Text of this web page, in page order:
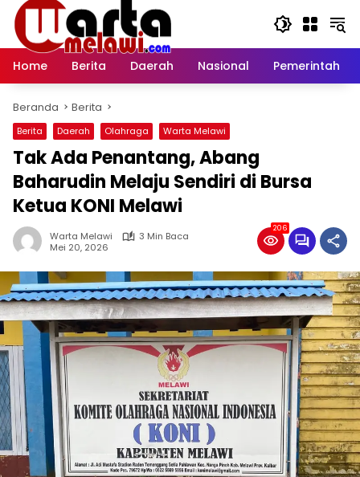
Langsung
konten
Home
Berita Daerah Nasional Pemerintah
Beranda Berita
Berita Daerah Olahraga Warta Melawi
Tak Ada Penantang, Abang
Baharudin Melaju Sendiri di Bursa
Ketua KONI Melawi
Warta Melawi
3 Min Baca
Mei 20, 2026
206